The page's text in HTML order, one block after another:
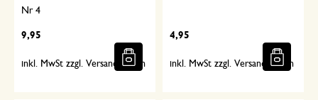
Nr 4
9,95
inkl. MwSt zzgl. Versandkosten
4,95
inkl. MwSt zzgl. Versandkosten